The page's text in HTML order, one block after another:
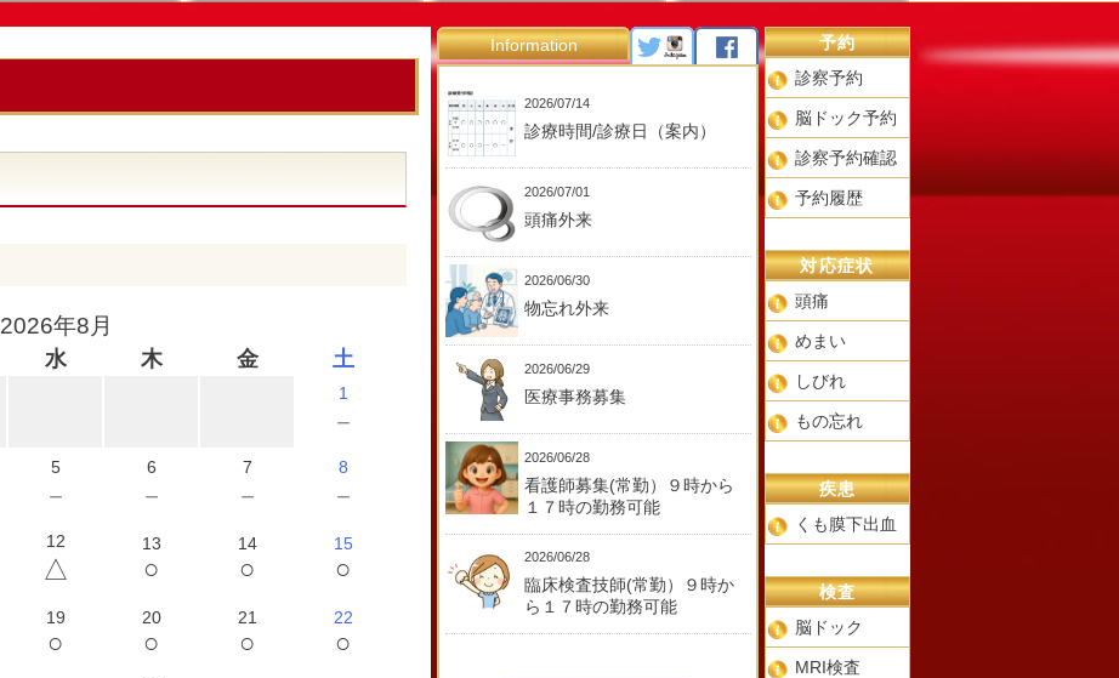
2026年8月
水 木 金 土
1
－
5
－
6
－
7
－
8
－
12
△
13
○
14
○
15
○
19
○
20
○
21
○
22
○
Information
2026/07/14
診療時間/診療日（案内）
2026/07/01
頭痛外来
2026/06/30
物忘れ外来
2026/06/29
医療事務募集
2026/06/28
看護師募集(常勤）９時から
１７時の勤務可能
2026/06/28
臨床検査技師(常勤）９時か
ら１７時の勤務可能
予約
診察予約
脳ドック予約
診察予約確認
予約履歴
対応症状
頭痛
めまい
しびれ
もの忘れ
疾患
くも膜下出血
検査
脳ドック
MRI検査